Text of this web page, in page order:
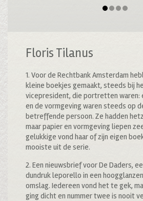
Floris Tilanus
1. Voor de Rechtbank Amsterdam
kleine boekjes gemaakt, steeds bij
vicepresident, die portretten waren:
en de vormgeving waren steeds op
betreffende persoon. Ze hadden
maar papier en vormgeving liepen
gelukkige vond haar of zijn eigen
mooiste uit de serie.
2. Een nieuwsbrief voor De Daders,
dundruk leporello in een
omslag. Iedereen vond het te gek,
ging dicht en nummer twee is nooit